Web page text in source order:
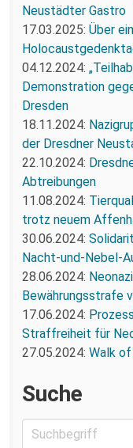
Neustädter Gastro
17.03.2025: Über
04.12.2024:
Demonstration
Dresden
18.11.2024:
der Dresdner
22.10.2024:
Abtreibungen
11.08.2024:
trotz neuem
30.06.2024:
Nacht-und-Nebel-
28.06.2024:
Bewährungsstrafe
17.06.2024:
Straffreiheit für
27.05.2024: Walk
Suche